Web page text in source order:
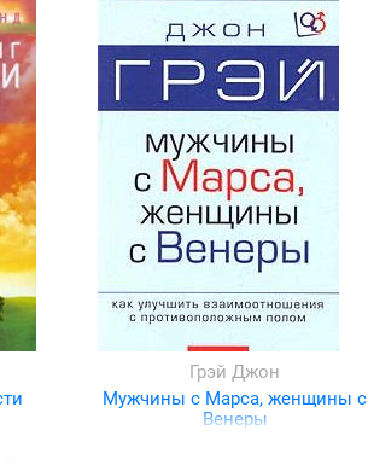
Грэй Джон
Мужчины с Марса, женщины с
Венеры